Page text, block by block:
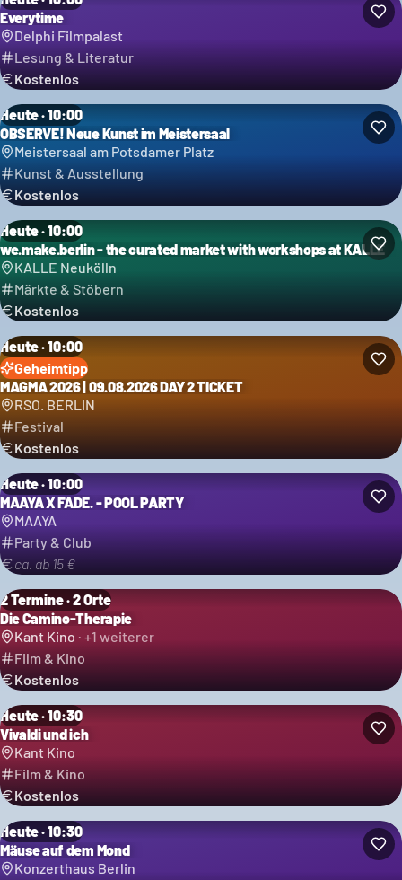
Everytime
Delphi Filmpalast
Lesung & Literatur
Kostenlos
Heute · 10:00
OBSERVE! Neue Kunst im Meistersaal
Meistersaal am Potsdamer Platz
Kunst & Ausstellung
Kostenlos
Heute · 10:00
we.make.berlin - the curated market with workshops at KALLE
KALLE Neukölln
Märkte & Stöbern
Kostenlos
Heute · 10:00
Geheimtipp
MAGMA 2026 | 09.08.2026 DAY 2 TICKET
RSO. BERLIN
Festival
Kostenlos
Kategorie: Festival
Heute · 10:00
MAAYA X FADE. - POOL PARTY
MAAYA
Party & Club
ca. ab 15 €
2 Termine · 2 Orte
Die Camino-Therapie
Kant Kino · +1 weiterer
Film & Kino
Kostenlos
Heute · 10:30
Vivaldi und ich
Kant Kino
Film & Kino
Kostenlos
Heute · 10:30
Mäuse auf dem Mond
Konzerthaus Berlin